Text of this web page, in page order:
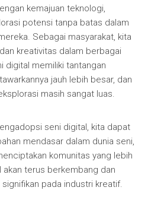
kemajuan teknologi,
potensi tanpa batas dalam
Sebagai masyarakat, kita
kreativitas dalam berbagai
digital memiliki tantangan
jauh lebih besar, dan
masih sangat luas.
seni digital, kita dapat
mendasar dalam dunia seni,
komunitas yang lebih
akan terus berkembang dan
pada industri kreatif.